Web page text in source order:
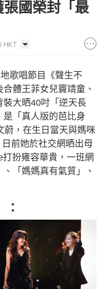
國榮封「最
HKT
歌唱節目《聲生不
體王菲女兒竇靖童、
大晒40吋「逆天長
「真人版的芭比身
蔚，在生日當天與媽咪
前她於社交網晒出母
扮雍容華貴，一班網
「媽媽真有氣質」、
：